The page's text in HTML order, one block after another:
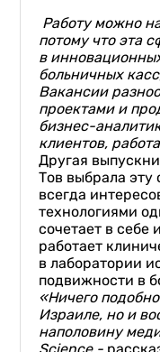
Работу можно
потому что эта
в
больничных
Вакансии
проектами и
бизнес-
клиентов,
Другая
Тов выбрала эту
всегда
технологиями
сочетает в себе
работает
в лаборатории
подвижности в
«Ничего
Израиле, но и
наполовину